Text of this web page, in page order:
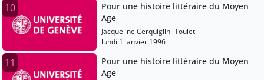
10
Pour une histoire littéraire du Moyen
Age
Jacqueline Cerquiglini-Toulet
lundi 1 janvier 1996
11
Pour une histoire littéraire du Moyen
Age